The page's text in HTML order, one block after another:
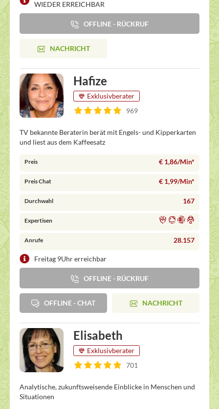
WIEDER ERREICHBAR
OFFLINE - RÜCKRUF
NACHRICHT
Hafize
Exklusivberater
969
TV bekannte Beraterin berät mit Engels- und Kipperkarten
und liest aus dem Kaffeesatz
Preis € 1,86/Min*
Preis Chat € 1,99/Min*
Durchwahl 167
Expertisen
Anrufe 28.157
Freitag 9Uhr erreichbar
OFFLINE - RÜCKRUF
OFFLINE - CHAT NACHRICHT
Elisabeth
Exklusivberater
701
Analytische, zukunftsweisende Einblicke in Menschen und
Situationen